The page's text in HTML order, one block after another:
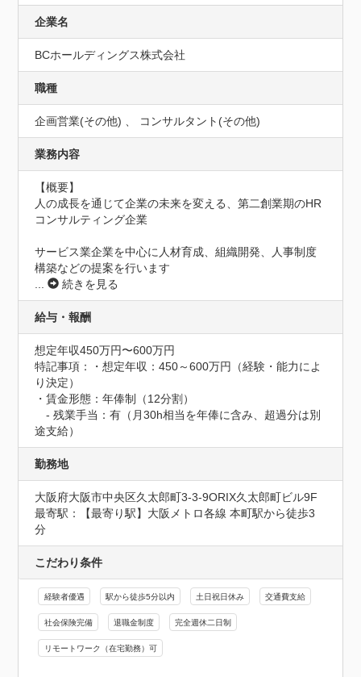
企業名
BCホールディングス株式会社
職種
企画営業(その他) 、 コンサルタント(その他)
業務内容
【概要】
人の成長を通じて企業の未来を変える、第二創業期のHR
コンサルティング企業
サービス業企業を中心に人材育成、組織開発、人事制度
構築などの提案を行います
...
続きを見る
給与・報酬
想定年収450万円〜600万円
特記事項：・想定年収：450～600万円（経験・能力によ
り決定）
・賃金形態：年俸制（12分割）
- 残業手当：有（月30h相当を年俸に含み、超過分は別
途支給）
勤務地
大阪府大阪市中央区久太郎町3-3-9ORIX久太郎町ビル9F
最寄駅：【最寄り駅】大阪メトロ各線 本町駅から徒歩3
分
こだわり条件
経験者優遇 駅から徒歩5分以内 土日祝日休み 交通費支給
社会保険完備 退職金制度 完全週休二日制
リモートワーク（在宅勤務）可